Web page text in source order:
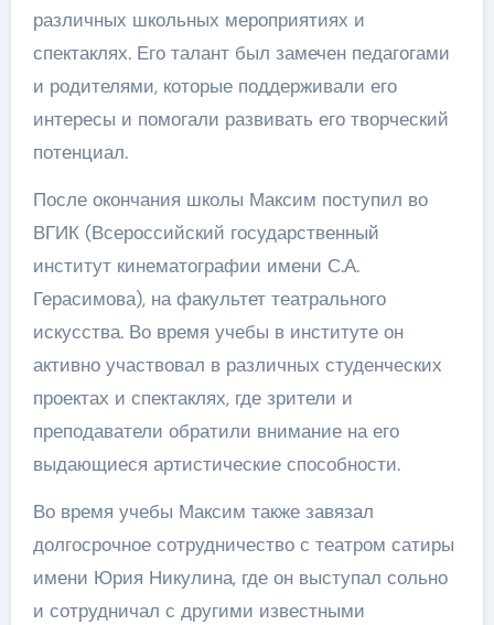
различных школьных мероприятиях и
спектаклях. Его талант был замечен педагогами
и родителями, которые поддерживали его
интересы и помогали развивать его творческий
потенциал.
После окончания школы Максим поступил во
ВГИК (Всероссийский государственный
институт кинематографии имени С.А.
Герасимова), на факультет театрального
искусства. Во время учебы в институте он
активно участвовал в различных студенческих
проектах и спектаклях, где зрители и
преподаватели обратили внимание на его
выдающиеся артистические способности.
Во время учебы Максим также завязал
долгосрочное сотрудничество с театром сатиры
имени Юрия Никулина, где он выступал сольно
и сотрудничал с другими известными